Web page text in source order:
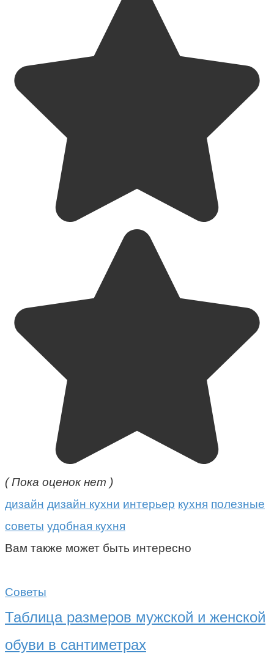
( Пока оценок нет )
дизайн дизайн кухни интерьер кухня полезные
советы удобная кухня
Вам также может быть интересно
Советы
Таблица размеров мужской и женской
обуви в сантиметрах